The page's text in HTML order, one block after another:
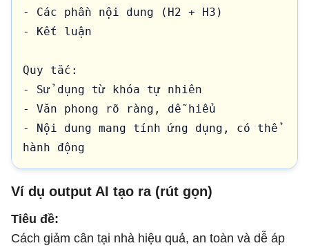
- Các phần nội dung (H2 + H3)
- Kết luận
Quy tắc:
- Sử dụng từ khóa tự nhiên
- Văn phong rõ ràng, dễ hiểu
- Nội dung mang tính ứng dụng, có thể
hành động
Ví dụ output AI tạo ra (rút gọn)
Tiêu đề:
Cách giảm cân tại nhà hiệu quả, an toàn và dễ áp